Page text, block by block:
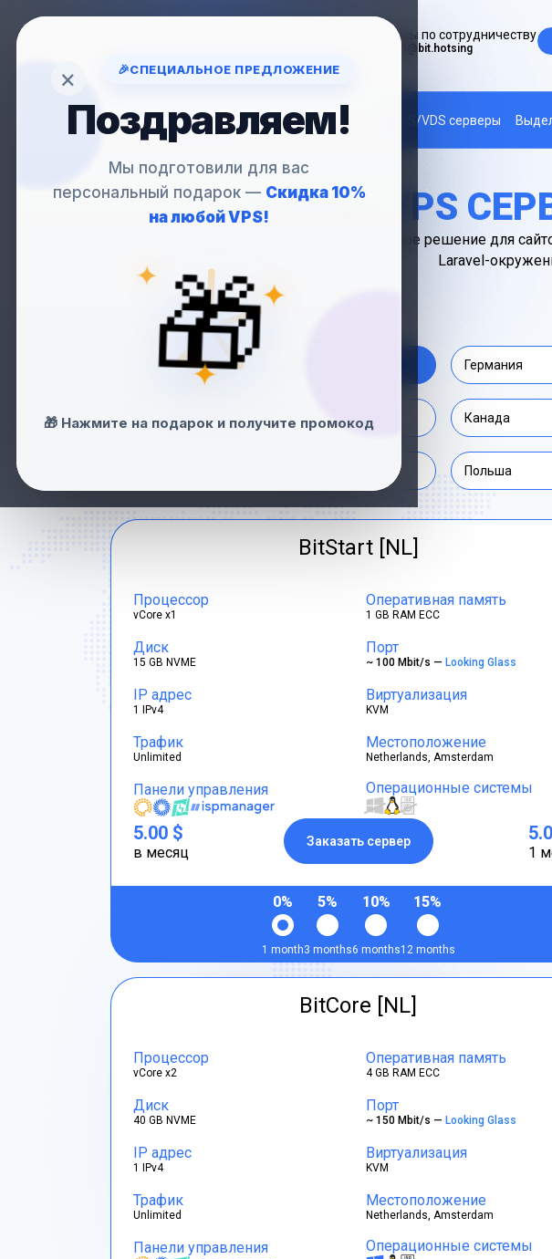
Вопросы по сотрудничеству
support@bit.hotsing
VPS/VDS серверы
АРЕНДА VPS
Идеальное серверное решение для
Laravel-
Германия
Швейцария Канада
Польша
BitStart [NL]
Процессор
vCore x1
Оперативная память
1 GB RAM ECC
Диск
15 GB NVME
Порт
~ 100 Mbit/s — Looking Glass
IP адрес
1 IPv4
Виртуализация
KVM
Трафик
Unlimited
Местоположение
Netherlands, Amsterdam
Панели управления Операционные системы
5.00 $
в месяц
Заказать сервер
1
0%
1 month
5%
3 months
10%
6 months
15%
12 months
BitCore [NL]
Процессор
vCore x2
Оперативная память
4 GB RAM ECC
Диск
40 GB NVME
Порт
~ 150 Mbit/s — Looking Glass
IP адрес
1 IPv4
Виртуализация
KVM
Трафик
Unlimited
Местоположение
Netherlands, Amsterdam
Панели управления Операционные системы
× 🎉СПЕЦИАЛЬНОЕ ПРЕДЛОЖЕНИЕ
Поздравляем!
Мы подготовили для вас
персональный подарок — Скидка 10%
на любой VPS!
✦
✦
✦
🎁
🎁 Нажмите на подарок и получите промокод